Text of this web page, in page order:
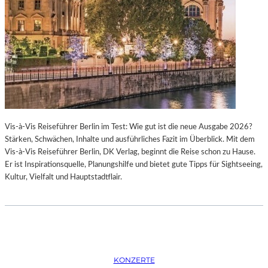
K
T
I
O
N
M
I
T
H
M
B
U
R
O
S
O
P
E
R
I
N
M
Ü
C
H
E
N
P
Vis-à-Vis Reiseführer Berlin im Test: Wie gut ist die neue Ausgabe 2026?
Stärken, Schwächen, Inhalte und ausführliches Fazit im Überblick. Mit dem
Vis-à-Vis Reiseführer Berlin, DK Verlag, beginnt die Reise schon zu Hause.
Er ist Inspirationsquelle, Planungshilfe und bietet gute Tipps für Sightseeing,
Kultur, Vielfalt und Hauptstadtflair.
KONZERTE